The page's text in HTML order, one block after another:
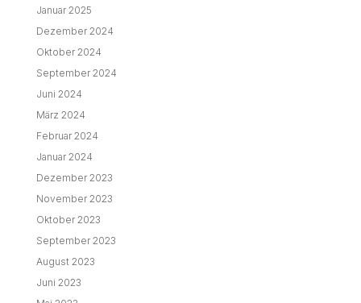
Januar 2025
Dezember 2024
Oktober 2024
September 2024
Juni 2024
März 2024
Februar 2024
Januar 2024
Dezember 2023
November 2023
Oktober 2023
September 2023
August 2023
Juni 2023